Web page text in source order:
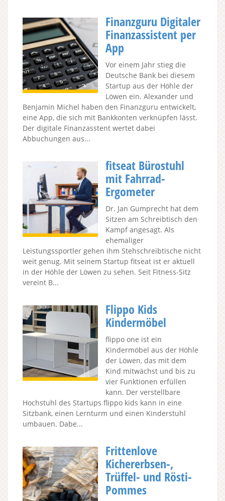
Finanzguru Digitaler
Finanzassistent per
App
Vor einem Jahr stieg die
Deutsche Bank bei diesem
Startup aus der Höhle der
Löwen ein. Alexander und
Benjamin Michel haben den Finanzguru entwickelt,
eine App, die sich mit Bankkonten verknüpfen lässt.
Der digitale Finanzasstent wertet dabei
Abbuchungen aus...
fitseat Bürostuhl
mit Fahrrad-
Ergometer
Dr. Jan Gumprecht hat dem
Sitzen am Schreibtisch den
Kampf angesagt. Als
ehemaliger
Leistungssportler gehen ihm Stehschreibtische nicht
weit genug. Mit seinem Startup fitseat ist er aktuell
in der Höhle der Löwen zu sehen. Seit Fitness-Sitz
vereint B...
Flippo Kids
Kindermöbel
flippo one ist ein
Kindermöbel aus der Höhle
der Löwen, das mit dem
Kind mitwächst und bis zu
vier Funktionen erfüllen
kann. Der verstellbare
Hochstuhl des Startups flippo kids kann in eine
Sitzbank, einen Lernturm und einen Kinderstuhl
umbauen. Dabe...
Frittenlove
Kichererbsen-,
Trüffel- und Rösti-
Pommes